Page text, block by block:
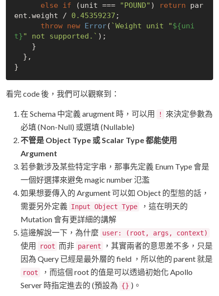
else
if (unit === "POUND" ) return par
ent.weight / 0.45359237 ;
throw new Error( `Weight unit "${uni
t}" not supported.` );
看完 code 後，我們可以觀察到：
在 Schema 中定義 arugment 時，可以用 !
來決定參數為
必填 (Non-Null) 或選填 (Nullable)
不管是 Object Type 或 Scalar Type 都能使用
Argument
若參數涉及某些特定字串，那事先定義 Enum Type 會是
一個好選擇來避免 magic number 氾濫
如果想要傳入的 Argument 可以如 Object 的型態的話，
需要另外定義 Input Object Type
，這在明天的
Mutation 會有更詳細的講解
這邊解說一下，為什麼 user: (root, args, context)
使用 root 而非 parent
，其實兩者的意思差不多，只是
因為 Query 已經是最外層的 field ，所以他的 parent 就是
root
，而這個 root 的值是可以透過初始化 Apollo
Server 時指定進去的 (預設為 {} )。